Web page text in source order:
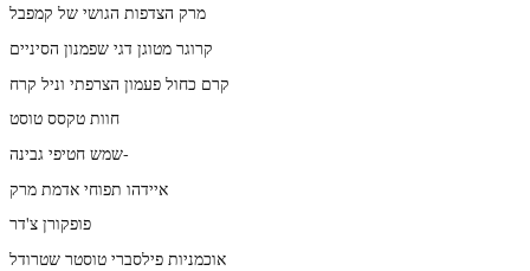
מרק הצדפות הגושי של קמפבל
קרוגר מטוגן דגי שפמנון הסיניים
קרם כחול פעמון הצרפתי וניל קרח
חוות טקסס טוסט
שמש חטיפי גבינה-
איידהו תפוחי אדמת מרק
פופקורן צ'דר
אוכמניות פילסברי טוסטר שטרודל